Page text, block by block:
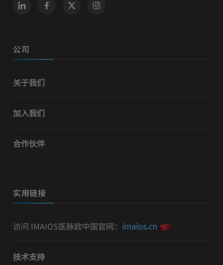
公司
关于我们
加入我们
合作伙伴
实用链接
访问 IMAIOS医脉欧中国官网： imaios.cn
技术支持